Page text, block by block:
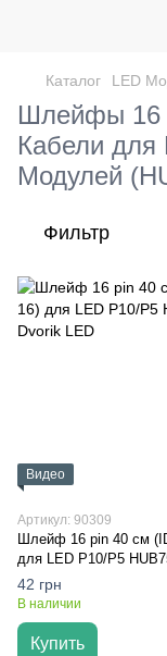
Каталог LED
Шлейфы 16
Кабели для
Модулей
Фильтр
Видео
Артикул: 90309
Шлейф 16 pin 40 см
для LED P10/P5
Dvorik LED
42 грн
В наличии
Купить